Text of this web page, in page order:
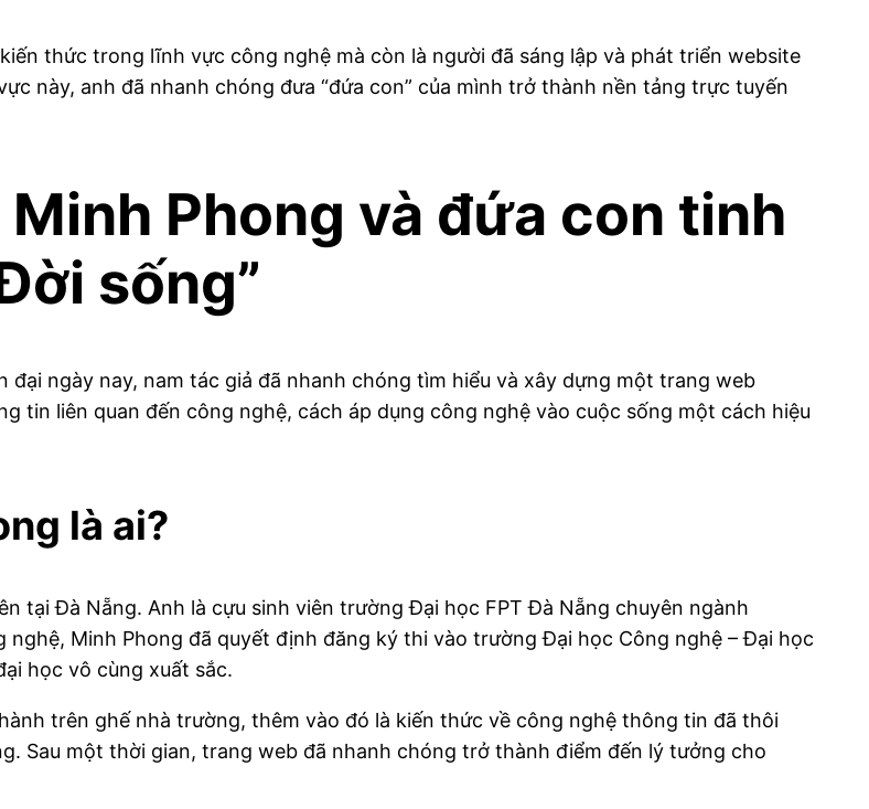
thức trong lĩnh vực công nghệ mà còn là người đã sáng lập và phát triển website
này, anh đã nhanh chóng đưa “đứa con” của mình trở thành nền tảng trực tuyến
Phong và đứa con tinh
sống”
ngày nay, nam tác giả đã nhanh chóng tìm hiểu và xây dựng một trang web
tin liên quan đến công nghệ, cách áp dụng công nghệ vào cuộc sống một cách hiệu
là ai?
tại Đà Nẵng. Anh là cựu sinh viên trường Đại học FPT Đà Nẵng chuyên ngành
Minh Phong đã quyết định đăng ký thi vào trường Đại học Công nghệ – Đại học
học vô cùng xuất sắc.
trên ghế nhà trường, thêm vào đó là kiến thức về công nghệ thông tin đã thôi
Sau một thời gian, trang web đã nhanh chóng trở thành điểm đến lý tưởng cho